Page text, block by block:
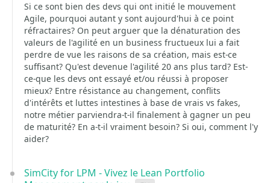
Si ce sont bien des devs qui ont initié le mouvement
Agile, pourquoi autant y sont aujourd'hui à ce point
réfractaires? On peut arguer que la dénaturation des
valeurs de l'agilité en un business fructueux lui a fait
perdre de vue les raisons de sa création, mais est-ce
suffisant? Qu'est devenue l'agilité 20 ans plus tard? Est-
ce-que les devs ont essayé et/ou réussi à proposer
mieux? Entre résistance au changement, conflits
d'intérêts et luttes intestines à base de vrais vs fakes,
notre métier parviendra-t-il finalement à gagner un peu
de maturité? En a-t-il vraiment besoin? Si oui, comment l'y
aider?
SimCity for LPM - Vivez le Lean Portfolio